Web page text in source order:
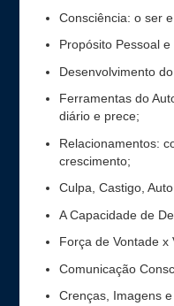
Consciência: o ser
Propósito Pessoal e
Desenvolvimento
Ferramentas do
diário e prece;
Relacionamentos:
crescimento;
Culpa, Castigo,
A Capacidade de
Força de Vontade x
Comunicação
Crenças, Imagens